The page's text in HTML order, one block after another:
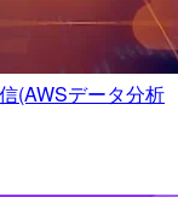
(AWSデータ分析